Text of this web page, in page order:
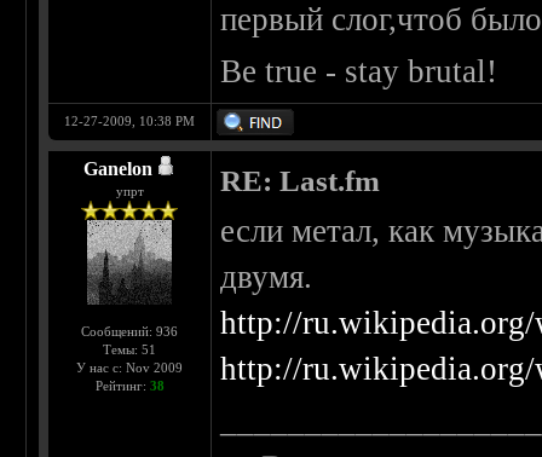
первый слог,чтоб
Be true - stay brutal!
12-27-2009, 10:38 PM
Ganelon
упрт
Сообщений: 936
Темы: 51
У нас с: Nov 2009
Рейтинг: 38
RE: Last.fm
если метал, как
двумя.
http://
http://